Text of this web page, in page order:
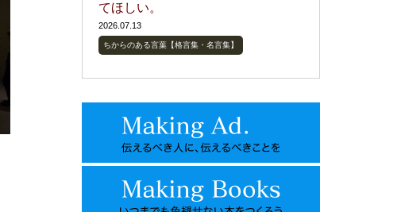
てほしい。
2026.07.13
ちからのある言葉【格言集・名言集】